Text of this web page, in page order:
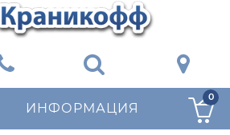
ИНФОРМАЦИЯ
0